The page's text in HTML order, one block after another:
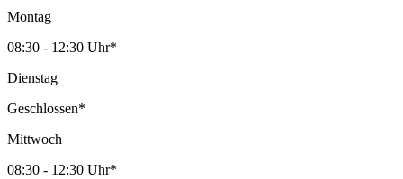
Montag
08:30 - 12:30 Uhr*
Dienstag
Geschlossen*
Mittwoch
08:30 - 12:30 Uhr*